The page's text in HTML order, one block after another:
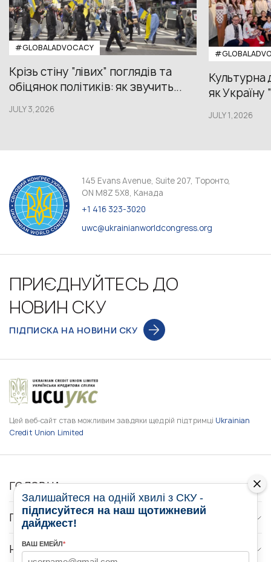
#GLOBALADVOCACY
Крізь стіну “лівих” поглядів та
обіцянок політиків: як звучить...
JULY 3,2026
Культурна
як
JULY 1,2026
145 Evans Avenue, Suite 207, Торонто,
ON M8Z 5X8, Канада
+1 416 323-3020
uwc@ukrainianworldcongress.org
ПРИЄДНУЙТЕСЬ ДО
НОВИН СКУ
ПІДПИСКА НА НОВИНИ СКУ
Цей веб-сайт став можливим завдяки щедрій підтримці Ukrainian
Credit Union Limited
ГОЛОВНА
ПРО НАС
НОВИНИ
Залишайтеся на одній хвилі з СКУ -
підписуйтеся на наш щотижневий
дайджест!
ВАШ ЕМЕЙЛ*